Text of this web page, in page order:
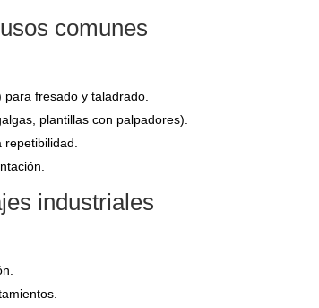
comunes
fresado y taladrado.
plantillas con palpadores).
industriales